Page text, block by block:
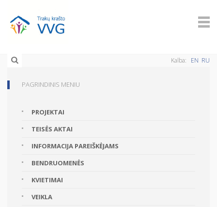
Kalba: EN RU
PAGRINDINIS MENIU
PROJEKTAI
TEISĖS AKTAI
INFORMACIJA PAREIŠKĖJAMS
BENDRUOMENĖS
KVIETIMAI
VEIKLA